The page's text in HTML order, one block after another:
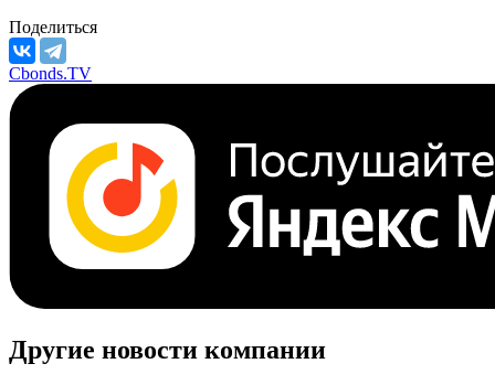
Поделиться
Cbonds.TV
Другие новости компании